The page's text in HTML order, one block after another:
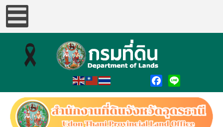
Facebook
Line